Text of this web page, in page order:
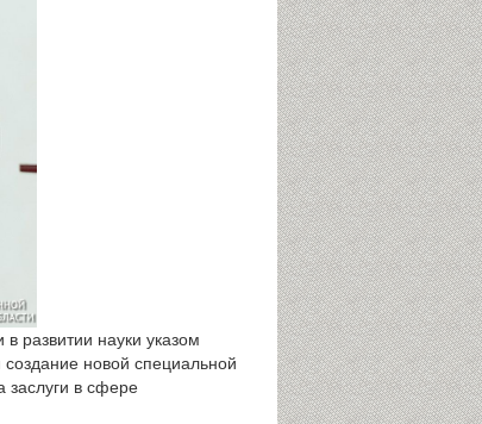
развитии науки указом
новой специальной
заслуги в сфере